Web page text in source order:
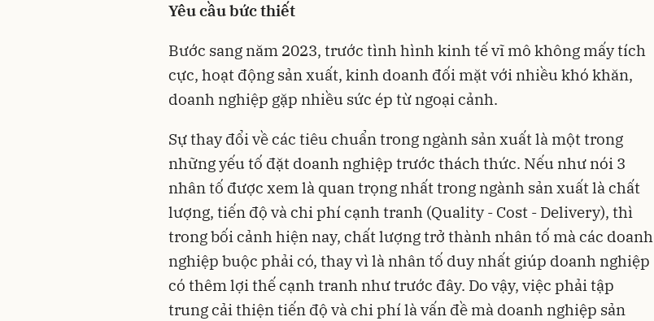
Yêu cầu bức thiết
Bước sang năm 2023, trước tình hình kinh tế vĩ mô không mấy tích
cực, hoạt động sản xuất, kinh doanh đối mặt với nhiều khó khăn,
doanh nghiệp gặp nhiều sức ép từ ngoại cảnh.
Sự thay đổi về các tiêu chuẩn trong ngành sản xuất là một trong
những yếu tố đặt doanh nghiệp trước thách thức. Nếu như nói 3
nhân tố được xem là quan trọng nhất trong ngành sản xuất là chất
lượng, tiến độ và chi phí cạnh tranh (Quality - Cost - Delivery), thì
trong bối cảnh hiện nay, chất lượng trở thành nhân tố mà các doanh
nghiệp buộc phải có, thay vì là nhân tố duy nhất giúp doanh nghiệp
có thêm lợi thế cạnh tranh như trước đây. Do vậy, việc phải tập
trung cải thiện tiến độ và chi phí là vấn đề mà doanh nghiệp sản